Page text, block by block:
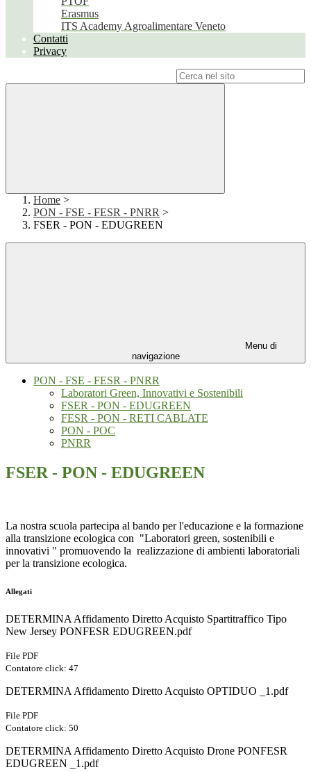
Erasmus
ITS Academy Agroalimentare Veneto
Contatti
Privacy
Home >
PON - FSE - FESR - PNRR >
FSER - PON - EDUGREEN
Menu di
navigazione
PON - FSE - FESR - PNRR
Laboratori Green, Innovativi e Sostenibili
FSER - PON - EDUGREEN
FESR - PON - RETI CABLATE
PON - POC
PNRR
FSER - PON - EDUGREEN
La nostra scuola partecipa al bando per l'educazione e la formazione
alla transizione ecologica con "Laboratori green, sostenibili e
innovativi " promuovendo la realizzazione di ambienti laboratoriali
per la transizione ecologica.
Allegati
DETERMINA Affidamento Diretto Acquisto Spartitraffico Tipo
New Jersey PONFESR EDUGREEN.pdf
File PDF
Contatore click: 47
DETERMINA Affidamento Diretto Acquisto OPTIDUO _1.pdf
File PDF
Contatore click: 50
DETERMINA Affidamento Diretto Acquisto Drone PONFESR
EDUGREEN _1.pdf